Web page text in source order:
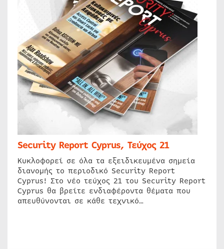
Security Report Cyprus, Τεύχος 21
Κυκλοφορεί σε όλα τα εξειδικευμένα σημεία
διανομής το περιοδικό Security Report
Cyprus! Στο νέο τεύχος 21 του Security Report
Cyprus θα βρείτε ενδιαφέροντα θέματα που
απευθύνονται σε κάθε τεχνικό…